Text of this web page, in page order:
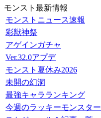
モンスト最新情報
モンストニュース速報
彩獣神祭
アゲインガチャ
Ver.32.0アプデ
モンスト夏休み2026
未開の幻洞
最強キャラランキング
今週のラッキーモンスター